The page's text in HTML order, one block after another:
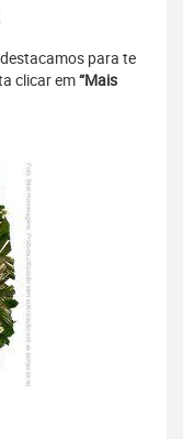
para te
clicar em“Mais